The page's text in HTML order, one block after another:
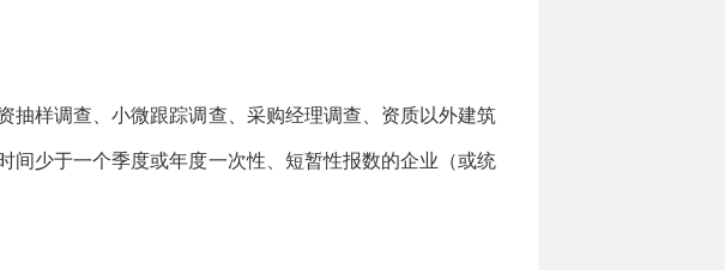
样调查、小微跟踪调查、采购经理调查、资质以外建筑
间少于一个季度或年度一次性、短暂性报数的企业（或统